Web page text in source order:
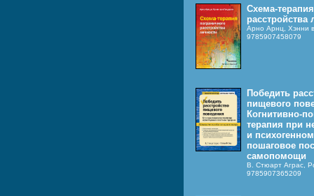
Схема-
расстройства
Арно Арнц, Хэнни
9785907458079
Победить
пищевого
Когнитивно-
терапия при
и
пошаговое
самопомощи
В. Стюарт Аграс,
9785907365209